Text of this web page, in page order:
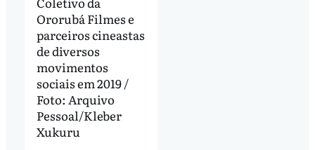
Ororubá Filmes e
parceiros cineastas
de diversos
movimentos
sociais em 2019 /
Foto: Arquivo
Pessoal/Kleber
Xukuru